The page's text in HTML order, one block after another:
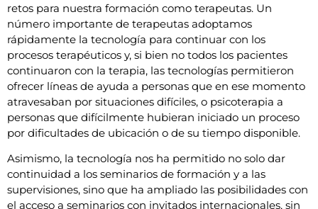
retos para nuestra formación como terapeutas. Un
número importante de terapeutas adoptamos
rápidamente la tecnología para continuar con los
procesos terapéuticos y, si bien no todos los pacientes
continuaron con la terapia, las tecnologías permitieron
ofrecer líneas de ayuda a personas que en ese momento
atravesaban por situaciones difíciles, o psicoterapia a
personas que difícilmente hubieran iniciado un proceso
por dificultades de ubicación o de su tiempo disponible.
Asimismo, la tecnología nos ha permitido no solo dar
continuidad a los seminarios de formación y a las
supervisiones, sino que ha ampliado las posibilidades con
el acceso a seminarios con invitados internacionales, sin